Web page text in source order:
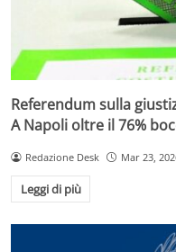
Referendum sulla
A Napoli oltre il 76%
Redazione Desk Mar 23,
Leggi di più